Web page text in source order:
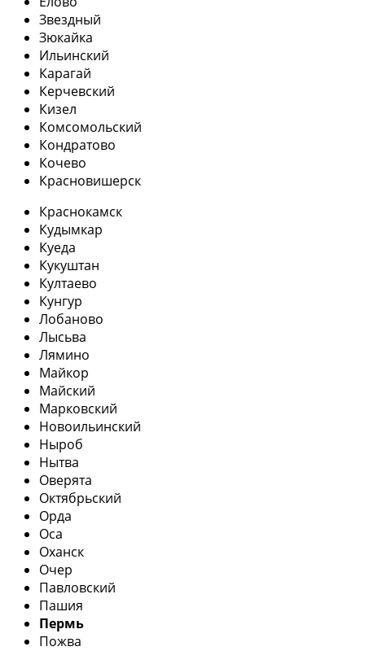
Звездный
Зюкайка
Ильинский
Карагай
Керчевский
Кизел
Комсомольский
Кондратово
Кочево
Красновишерск
Краснокамск
Кудымкар
Куеда
Кукуштан
Култаево
Кунгур
Лобаново
Лысьва
Лямино
Майкор
Майский
Марковский
Новоильинский
Ныроб
Нытва
Оверята
Октябрьский
Орда
Оса
Оханск
Очер
Павловский
Пашия
Пермь
Пожва